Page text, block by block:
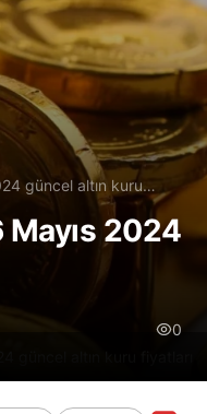
güncel altın kuru fiyatları
güncel altın kuru
Mayıs 2024
0